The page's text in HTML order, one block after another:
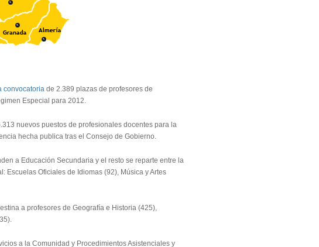
convocatoria de 2.389 plazas de profesores de
Especial para 2012.
nuevos puestos de profesionales docentes para la
hecha publica tras el Consejo de Gobierno.
a Educación Secundaria y el resto se reparte entre la
Escuelas Oficiales de Idiomas (92), Música y Artes
a profesores de Geografía e Historia (425),
a la Comunidad y Procedimientos Asistenciales y